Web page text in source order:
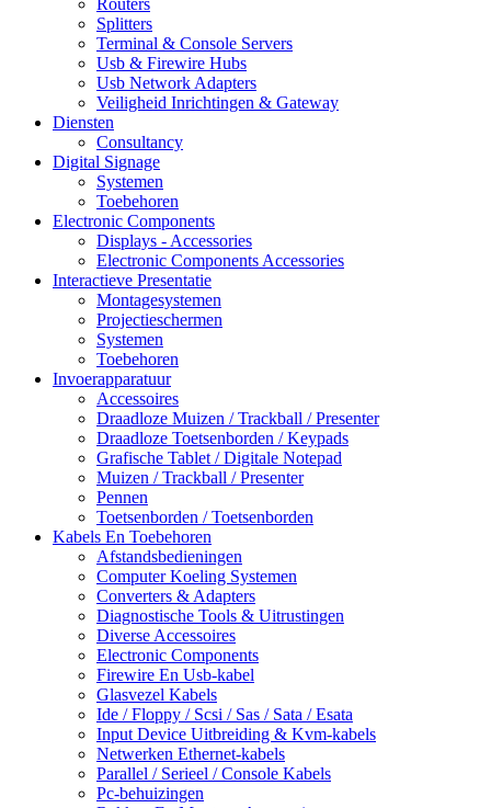
Routers
Splitters
Terminal & Console Servers
Usb & Firewire Hubs
Usb Network Adapters
Veiligheid Inrichtingen & Gateway
Diensten
Consultancy
Digital Signage
Systemen
Toebehoren
Electronic Components
Displays - Accessories
Electronic Components Accessories
Interactieve Presentatie
Montagesystemen
Projectieschermen
Systemen
Toebehoren
Invoerapparatuur
Accessoires
Draadloze Muizen / Trackball / Presenter
Draadloze Toetsenborden / Keypads
Grafische Tablet / Digitale Notepad
Muizen / Trackball / Presenter
Pennen
Toetsenborden / Toetsenborden
Kabels En Toebehoren
Afstandsbedieningen
Computer Koeling Systemen
Converters & Adapters
Diagnostische Tools & Uitrustingen
Diverse Accessoires
Electronic Components
Firewire En Usb-kabel
Glasvezel Kabels
Ide / Floppy / Scsi / Sas / Sata / Esata
Input Device Uitbreiding & Kvm-kabels
Netwerken Ethernet-kabels
Parallel / Serieel / Console Kabels
Pc-behuizingen